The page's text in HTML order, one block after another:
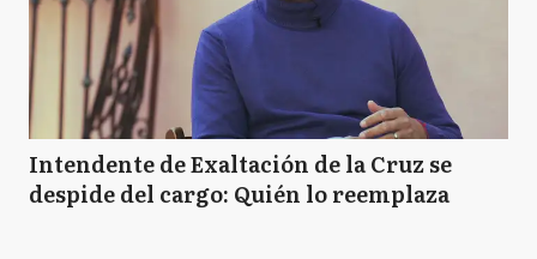
Intendente de Exaltación de la Cruz se
despide del cargo: Quién lo reemplaza